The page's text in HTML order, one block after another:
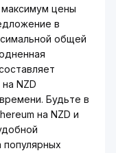
цены
в
общей
NZD
Будьте в
на NZD и
популярных